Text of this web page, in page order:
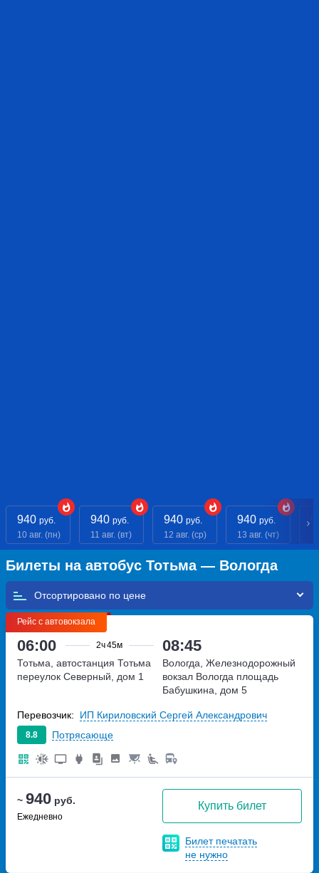
940 руб.
10 авг. (пн)
940 руб.
11 авг. (вт)
940 руб.
12 авг. (ср)
940 руб.
13 авг. (чт)
Билеты на автобус Тотьма — Вологда
Отсортировано по
Рейс с автовокзала
06:00 2ч45м 08:45
~ 940 руб.
Ежедневно
Купить билет
Билет печатать
не нужно
Тотьма, автостанция Тотьма
переулок Северный, дом 1
Вологда, Железнодорожный
вокзал Вологда площадь
Бабушкина, дом 5
8.8 Потрясающе
Перевозчик: ИП Кириловский Сергей Александрович